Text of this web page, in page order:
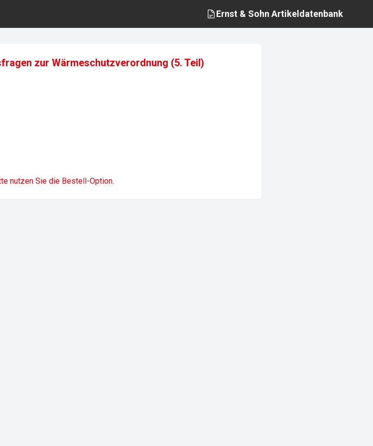
Ernst & Sohn Artikeldatenbank
zur Wärmeschutzverordnung (5. Teil)
nutzen Sie die Bestell-Option.